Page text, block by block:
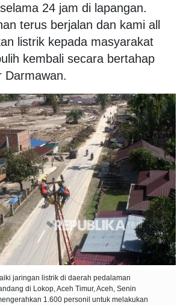
24 jam di lapangan.
terus berjalan dan kami all
listrik kepada masyarakat
kembali secara bertahap
Darmawan.
jaringan listrik di daerah pedalaman
di Lokop, Aceh Timur, Aceh, Senin
1.600 personil untuk melakukan